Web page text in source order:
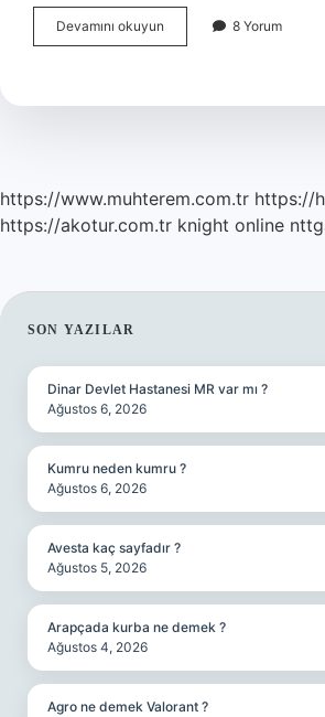
Devamını okuyun
Yağını
Ne
8 Yorum
https://www.muhterem.com.tr https://
https://akotur.com.tr knight online
SIDEBAR
SON YAZILAR
Dinar Devlet Hastanesi MR var mı ?
Ağustos 6, 2026
Kumru neden kumru ?
Ağustos 6, 2026
Avesta kaç sayfadır ?
Ağustos 5, 2026
Arapçada kurba ne demek ?
Ağustos 4, 2026
Agro ne demek Valorant ?